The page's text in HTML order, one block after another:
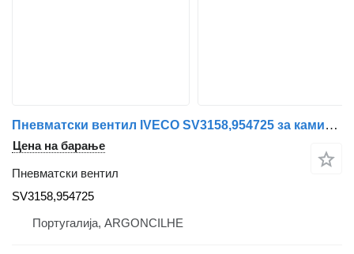
Пневматски вентил IVECO SV3158,954725 за камион IVECO EuroCargo I-III | 91 - 15
Цена на барање
Пневматски вентил
SV3158,954725
Португалија, ARGONCILHE